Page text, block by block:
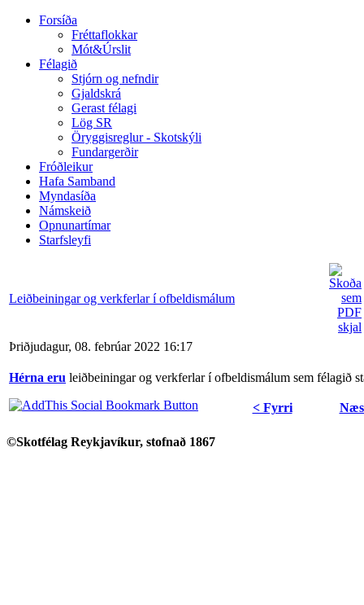
Forsíða
Fréttaflokkar
Mót&Úrslit
Félagið
Stjórn og nefndir
Gjaldskrá
Gerast félagi
Lög SR
Öryggisreglur - Skotskýli
Fundargerðir
Fróðleikur
Hafa Samband
Myndasíða
Námskeið
Opnunartímar
Starfsleyfi
Leiðbeiningar og verkferlar í ofbeldismálum
Þriðjudagur, 08. febrúar 2022 16:17
Hérna eru leiðbeiningar og verkferlar í ofbeldismálum sem félagið
< Fyrri
©Skotfélag Reykjavíkur, stofnað 1867